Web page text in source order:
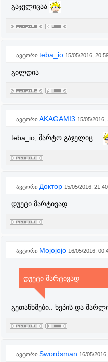
გაჯელიცაა
ავტორი teba_io 15/05/2016,
გილდია
ავტორი AKAGAMI3 15/05/
teba_io, მარტო გაჯელიც....
ავტორი Доктор 15/05/2016,
დუეტი მარტივად
ავტორი Mojojojo 16/05/2016,
დუეტი მარტივად
გეთანხმები.. ხეპის და
ავტორი Swordsman 16/05/